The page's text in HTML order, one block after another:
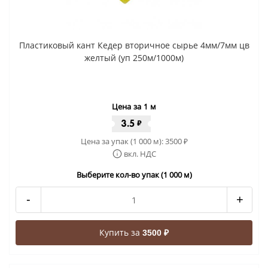
Пластиковый кант Кедер вторичное сырье 4мм/7мм цв
желтый (уп 250м/1000м)
Цена за 1 м
3.5 ₽
Цена за упак (1 000 м):3500₽
вкл. НДС
Выберите кол-во упак (1 000 м)
- +
Купить за 3500 ₽